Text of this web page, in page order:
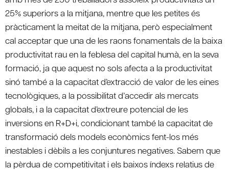
25% superiors a la mitjana, mentre que les petites és
pràcticament la meitat de la mitjana, però especialment
cal acceptar que una de les raons fonamentals de la baixa
productivitat rau en la feblesa del capital humà, en la seva
formació, ja que aquest no sols afecta a la productivitat
sinó també a la capacitat d’extracció de valor de les eines
tecnològiques, a la possibilitat d’accedir als mercats
globals, i a la capacitat d’extreure potencial de les
inversions en R+D+i, condicionant també la capacitat de
transformació dels models econòmics fent-los més
inestables i dèbils a les conjuntures negatives. Sabem que
la pèrdua de competitivitat i els baixos índexs relatius de